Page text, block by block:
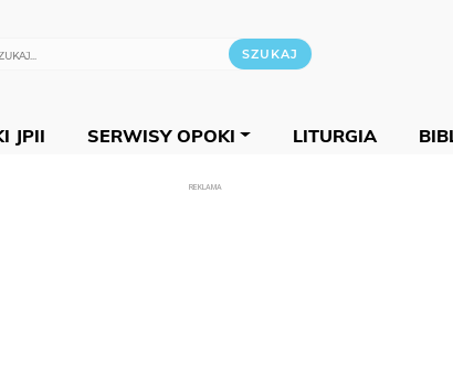
JPII SERWISY OPOKI LITURGIA
REKLAMA